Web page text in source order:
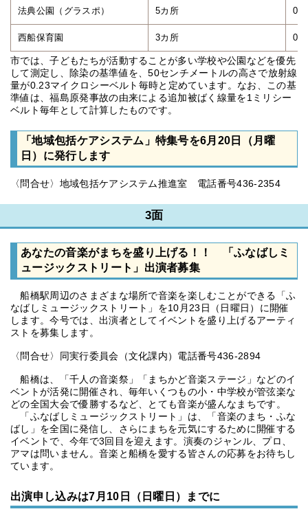
法典公園（グラスポ） 5カ所
西船保育園 3カ所
市では、子どもたちが活動することが多い学校や公園などを優先
して測定し、除染の基準値を、50センチメートルの高さで放射線
量が0.23マイクロシーベルト毎時と定めています。なお、この基
準値は、福島原発事故の由来による追加被ばく線量を1ミリシー
ベルト毎年として計算したものです。
「地域包括ケアシステム」特集号を6月20日（月曜
日）に発行します
〈問合せ〉地域包括ケアシステム推進室 電話番号436-2354
3面
あなたの音楽がまちを盛り上げる！！ 「ふなばしミ
ュージックストリート」出演者募集
船橋駅周辺のさまざまな場所で音楽を楽しむことができる「ふ
なばしミュージックストリート」を10月23日（日曜日）に開催
します。今号では、出演者としてイベントを盛り上げるアーティ
ストを募集します。
〈問合せ〉同実行委員会（文化課内）電話番号436-2894
船橋は、「千人の音楽祭」「まちかど音楽ステージ」などのイ
ベントが活発に開催され、毎年いくつもの小・中学校が管弦楽な
どの全国大会で優勝するなど、とても音楽が盛んなまちです。
「ふなばしミュージックストリート」は、「音楽のまち・ふな
ばし」を全国に発信し、さらにまちを元気にするために開催する
イベントで、今年で3回目を迎えます。演奏のジャンル、プロ、
アマは問いません。音楽と船橋を愛する皆さんの応募をお待ちし
ています。
出演申し込みは7月10日（日曜日）までに